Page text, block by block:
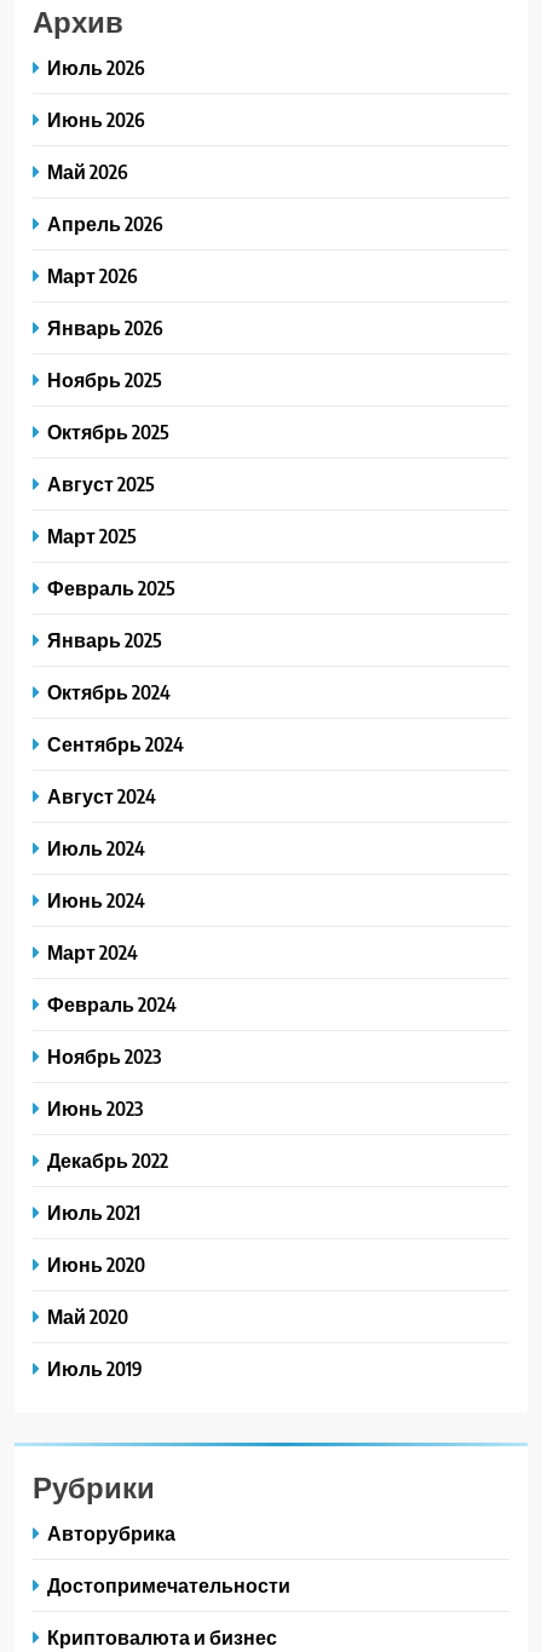
Архив
Июль 2026
Июнь 2026
Май 2026
Апрель 2026
Март 2026
Январь 2026
Ноябрь 2025
Октябрь 2025
Август 2025
Март 2025
Февраль 2025
Январь 2025
Октябрь 2024
Сентябрь 2024
Август 2024
Июль 2024
Июнь 2024
Март 2024
Февраль 2024
Ноябрь 2023
Июнь 2023
Декабрь 2022
Июль 2021
Июнь 2020
Май 2020
Июль 2019
Рубрики
Авторубрика
Достопримечательности
Криптовалюта и бизнес